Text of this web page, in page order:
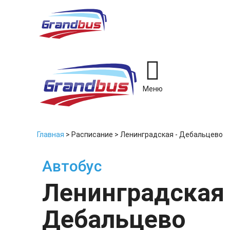
Меню
Главная > Расписание > Ленинградская - Дебальцево
Автобус
Дебальцево